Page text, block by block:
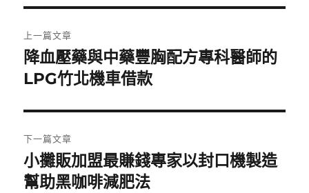
章
導
覽
上一篇文章
上
一
文
章:
降血壓藥與中藥豐胸配方專科醫師的
LPG竹北機車借款
下一篇文章
下
一
小攤販加盟最賺錢專家以封口機製造
幫助黑咖啡減肥法